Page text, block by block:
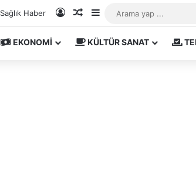
Sağlık Haber Kayıt OlRastgele Makale
Kenar Bölmesi
EKONOMİ KÜLTÜR SANAT